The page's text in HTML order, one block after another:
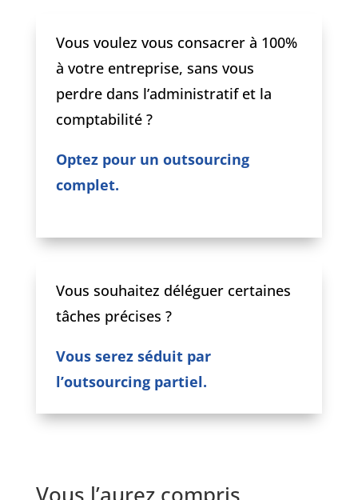
Vous voulez vous consacrer à 100%
à votre entreprise, sans vous
perdre dans l’administratif et la
comptabilité ?
Optez pour un outsourcing
complet.
Vous souhaitez déléguer certaines
tâches précises ?
Vous serez séduit par
l’outsourcing partiel.